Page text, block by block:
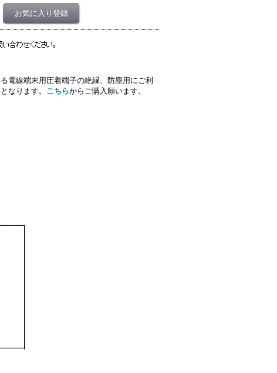
お気に入り登録
電線端末用圧着端子の絶縁、防塵用にご利
なります。 こちらからご購入願います。